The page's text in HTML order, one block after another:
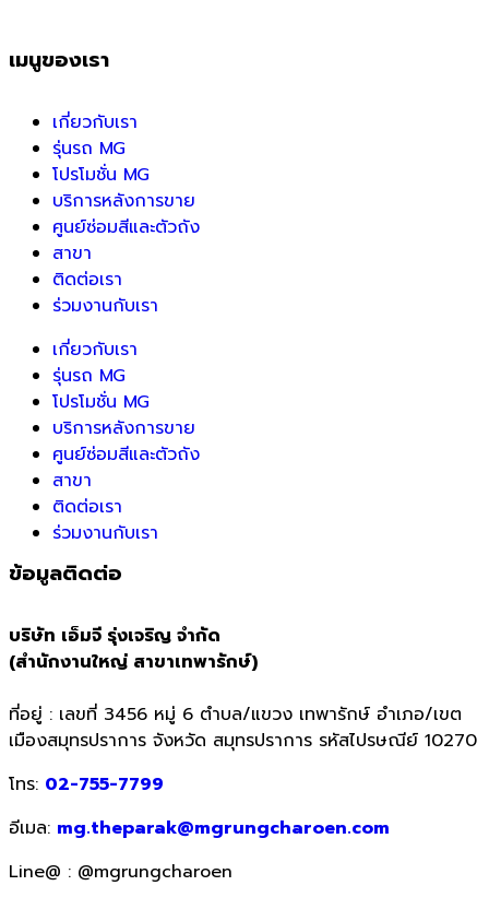
เมนูของเรา
เกี่ยวกับเรา
รุ่นรถ MG
โปรโมชั่น MG
บริการหลังการขาย
ศูนย์ซ่อมสีและตัวถัง
สาขา
ติดต่อเรา
ร่วมงานกับเรา
เกี่ยวกับเรา
รุ่นรถ MG
โปรโมชั่น MG
บริการหลังการขาย
ศูนย์ซ่อมสีและตัวถัง
สาขา
ติดต่อเรา
ร่วมงานกับเรา
ข้อมูลติดต่อ
บริษัท เอ็มจี รุ่งเจริญ จำกัด
(สำนักงานใหญ่ สาขาเทพารักษ์)
ที่อยู่ : เลขที่ 3456 หมู่ 6 ตำบล/แขวง เทพารักษ์ อำเภอ/เขต
เมืองสมุทรปราการ จังหวัด สมุทรปราการ รหัสไปรษณีย์ 10270
โทร: 02-755-7799
อีเมล: mg.theparak@mgrungcharoen.com
Line@ : @mgrungcharoen